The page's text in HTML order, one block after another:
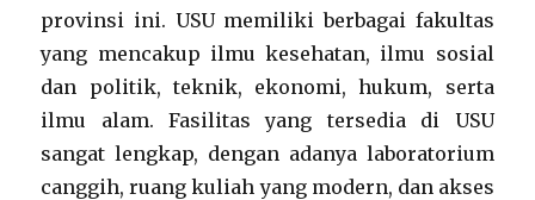
provinsi ini. USU memiliki berbagai fakultas
yang mencakup ilmu kesehatan, ilmu sosial
dan politik, teknik, ekonomi, hukum, serta
ilmu alam. Fasilitas yang tersedia di USU
sangat lengkap, dengan adanya laboratorium
canggih, ruang kuliah yang modern, dan akses